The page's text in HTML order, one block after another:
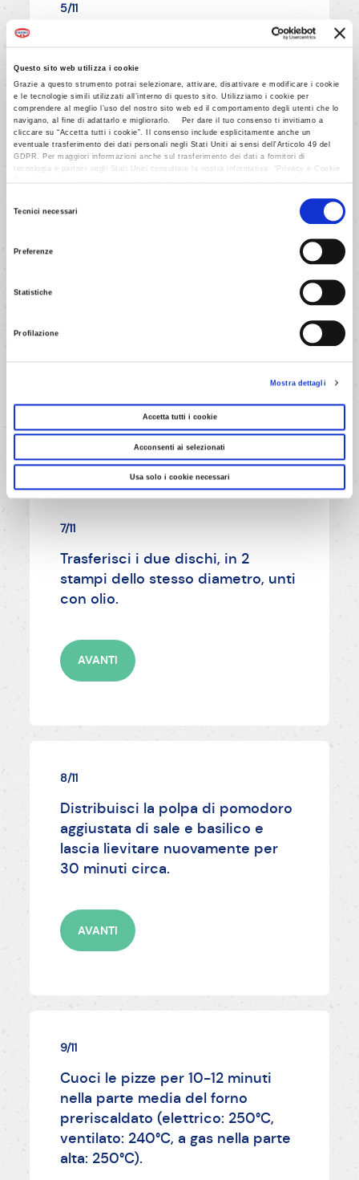
Questo sito web utilizza i cookie
Grazie a questo strumento potrai selezionare, attivare, disattivare e modificare i cookie
e le tecnologie simili utilizzati all’interno di questo sito. Utilizziamo i cookie per
comprendere al meglio l’uso del nostro sito web ed il comportamento degli utenti che lo
navigano, al fine di adattarlo e migliorarlo. Per dare il tuo consenso ti invitiamo a
cliccare su “Accetta tutti i cookie”. Il consenso include esplicitamente anche un
eventuale trasferimento dei dati personali negli Stati Uniti ai sensi dell'Articolo 49 del
GDPR. Per maggiori informazioni anche sul trasferimento dei dati a fornitori di
tecnologia e partner negli Stati Uniti consultare la nostra informativa “Privacy e Cookie
Tecnici necessari
Preferenze
Statistiche
Profilazione
Mostra dettagli
Accetta tutti i cookie
Acconsenti ai selezionati
Usa solo i cookie necessari
5/11
Dividi l'impasto in 2 parti uguali e
pellicola alimentare, per 40 minuti
circa, fino a quando il suo volume
sarà raddoppiato.
AVANTI
7/11
Trasferisci i due dischi, in 2
stampi dello stesso diametro, unti
con olio.
AVANTI
8/11
Distribuisci la polpa di pomodoro
aggiustata di sale e basilico e
lascia lievitare nuovamente per
30 minuti circa.
AVANTI
9/11
Cuoci le pizze per 10-12 minuti
nella parte media del forno
preriscaldato (elettrico: 250°C,
ventilato: 240°C, a gas nella parte
alta: 250°C).